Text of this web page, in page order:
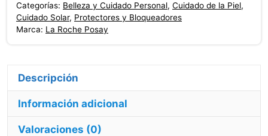
Categorías: Belleza y Cuidado Personal, Cuidado de la Piel,
Cuidado Solar, Protectores y Bloqueadores
Marca: La Roche Posay
Descripción
Información adicional
Valoraciones (0)